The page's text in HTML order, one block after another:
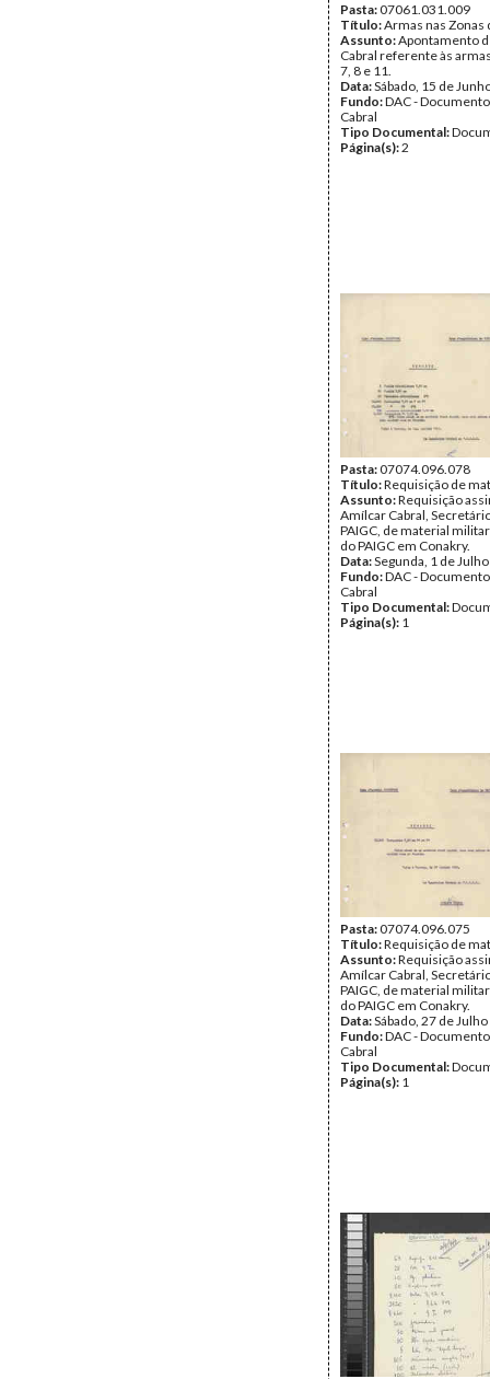
Pasta:07061.031.009
Título:Armas nas Zonas
Assunto:Apontamento
Cabral referente às
7, 8 e 11.
Data:Sábado, 15 de
Fundo:DAC -
Cabral
Tipo Documental:
Página(s):2
Pasta:07074.096.078
Título:Requisição de
Assunto:Requisição
Amílcar Cabral,
PAIGC, de material
do PAIGC em Conakry.
Data:Segunda, 1 de
Fundo:DAC -
Cabral
Tipo Documental:
Página(s): 1
Pasta:07074.096.075
Título:Requisição de
Assunto:Requisição
Amílcar Cabral,
PAIGC, de material
do PAIGC em Conakry.
Data:Sábado, 27 de
Fundo:DAC -
Cabral
Tipo Documental:
Página(s): 1